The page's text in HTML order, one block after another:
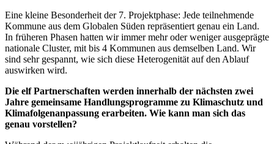
Eine kleine Besonderheit der 7. Projektphase: Jede teilnehmende
Kommune aus dem Globalen Süden repräsentiert genau ein Land.
In früheren Phasen hatten wir immer mehr oder weniger ausgeprägte
nationale Cluster, mit bis 4 Kommunen aus demselben Land. Wir
sind sehr gespannt, wie sich diese Heterogenität auf den Ablauf
auswirken wird.
Die elf Partnerschaften werden innerhalb der nächsten zwei
Jahre gemeinsame Handlungsprogramme zu Klimaschutz und
Klimafolgenanpassung erarbeiten. Wie kann man sich das
genau vorstellen?